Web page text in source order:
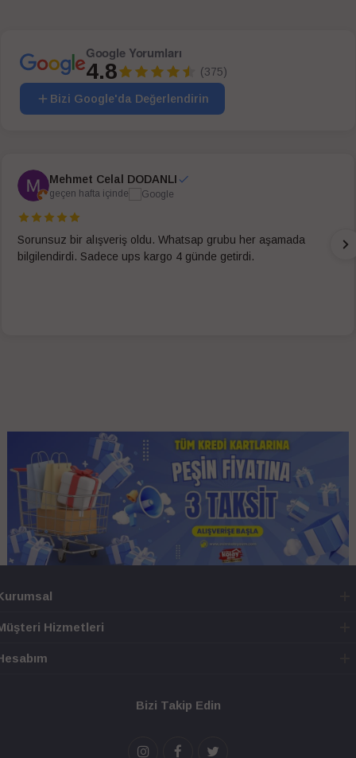
Google Yorumları
4.8 (375)
Bizi Google'da Değerlendirin
Mehmet Celal DODANLI
geçen hafta içinde
Sorunsuz bir alışveriş oldu. Whatsap grubu her aşamada
bilgilendirdi. Sadece ups kargo 4 günde getirdi.
Hizmetleri
Bizi Takip Edin